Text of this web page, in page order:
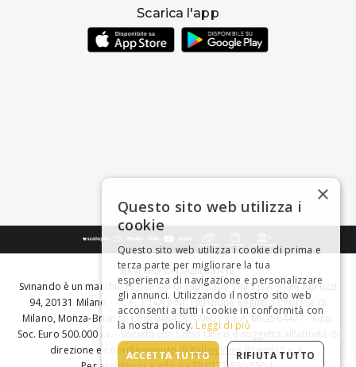
Scarica l'app
BEVI RESPONSABILMENTE
Svinando è un marchio registrato di Giordano Vini S.p.A. Viale Abruzzi
94, 20131 Milano - - C.F., P.IVA e Nr. Iscrizione Registro Imprese di
Milano, Monza-Brianza, Lodi 04642870960 - R.E.A. MI-2564477 - Cap.
Soc. Euro 500.000 i.v. - Società con Socio Unico e soggetta all'attività di
direzione e coordinamento diItalian Wine Brands S.p.A.
×
Questo sito web utilizza i
cookie
Questo sito web utilizza i cookie di prima e
terza parte per migliorare la tua
esperienza di navigazione e personalizzare
gli annunci. Utilizzando il nostro sito web
acconsenti a tutti i cookie in conformità con
la nostra policy. Leggi di più
ACCETTA TUTTO RIFIUTA TUTTO